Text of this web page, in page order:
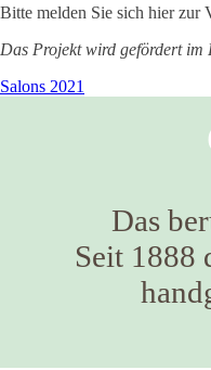
Bitte melden Sie sich hier zur
Das Projekt wird gefördert im
Salons 2021
Das
Seit 1888